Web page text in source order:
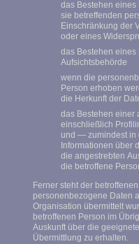
das Bestehen
sie betreffenden
Einschränkung der
oder eines
das Bestehen
Aufsichtsbehörde
wenn die
Person erhoben
die Herkunft der
das Bestehen einer
einschließlich
und — zumindest in
Informationen über
die angestrebten Auswirkungen einer
die betroffene
Ferner steht der
personenbezogene Daten
Organisation übermittelt
betroffenen Person im
Auskunft über die
Übermittlung zu erhalten.